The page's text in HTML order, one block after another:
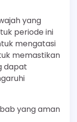
yang
periode ini
mengatasi
memastikan
dapat
yang aman